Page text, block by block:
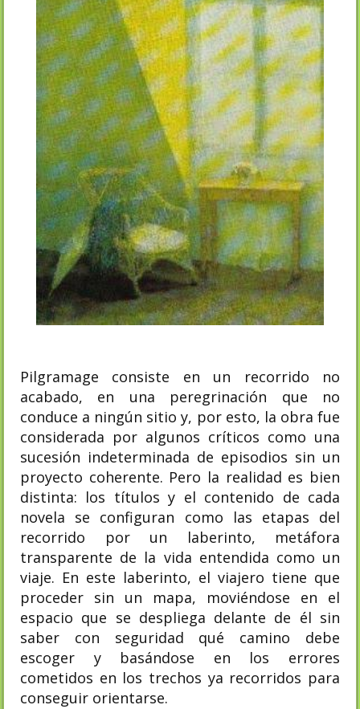
Pilgramage consiste en un recorrido no
acabado, en una peregrinación que no
conduce a ningún sitio y, por esto, la obra fue
considerada por algunos críticos como una
sucesión indeterminada de episodios sin un
proyecto coherente. Pero la realidad es bien
distinta: los títulos y el contenido de cada
novela se configuran como las etapas del
recorrido por un laberinto, metáfora
transparente de la vida entendida como un
viaje. En este laberinto, el viajero tiene que
proceder sin un mapa, moviéndose en el
espacio que se despliega delante de él sin
saber con seguridad qué camino debe
escoger y basándose en los errores
cometidos en los trechos ya recorridos para
conseguir orientarse.